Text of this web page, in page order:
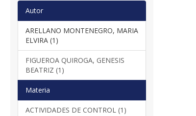
Autor
ARELLANO MONTENEGRO, MARIA
ELVIRA (1)
FIGUEROA QUIROGA, GENESIS
BEATRIZ (1)
Materia
ACTIVIDADES DE CONTROL (1)